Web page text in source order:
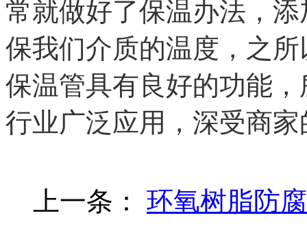
常就做好了保温办法，
保我们介质的温度，之
保温管具有良好的功能
行业广泛应用，深受商
上一条： 环氧树脂防